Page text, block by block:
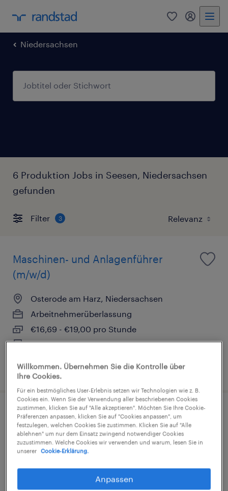
0 Mein
Niedersachsen
6 Produktion Jobs in Seesen, Niedersachsen
gefunden
Filter 3
Maschinen- und Anlagenführer
(m/w/d)
Osterode am Harz, Niedersachsen
Arbeitnehmerüberlassung
€16,69 - €19,00 pro Stunde
Industrie und Handwerk
3. August 2026
Produktionsmitarbeiter (m/w/d)
Langelsheim, Niedersachsen
Arbeitnehmerüberlassung
€15,59 - €17,00 pro Stunde
Industrie und Handwerk
Willkommen. Übernehmen Sie die Kontrolle über
Ihre Cookies.
Für ein bestmögliches User-Erlebnis setzen wir Technologien wie z. B.
Cookies ein. Wenn Sie der Verwendung aller beschriebenen Cookies
zustimmen, klicken Sie auf "Alle akzeptieren". Möchten Sie Ihre Cookie-
Präferenzen anpassen, klicken Sie auf "Cookies anpassen", um
festzulegen, welchen Cookies Sie zustimmen. Klicken Sie auf "Alle
ablehnen" um nur dem Einsatz zwingend notwendiger Cookies
zuzustimmen. Welche Cookies wir verwenden und warum, lesen Sie in
unserer
Cookie-Erklärung.
Anpassen